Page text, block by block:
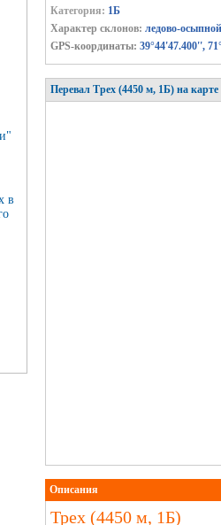
в
Категория: 1Б
Характер склонов: ледово-осыпной
GPS-координаты: 39°44'47.400'',
Перевал Трех (4450 м, 1Б) на карте
Описания
Трех (4450 м, 1Б)